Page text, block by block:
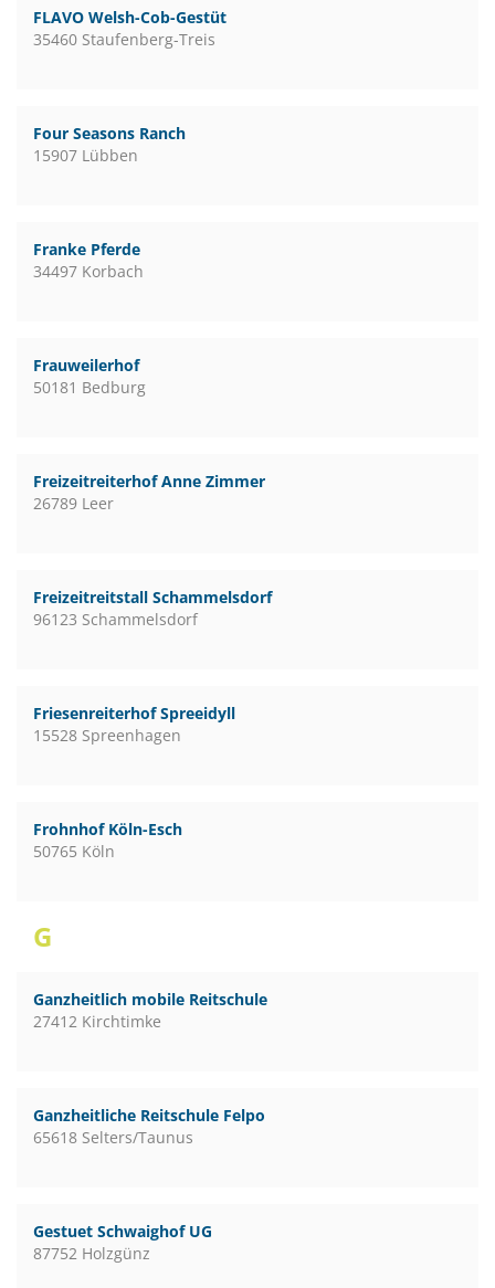
FLAVO Welsh-Cob-Gestüt
35460 Staufenberg-Treis
Four Seasons Ranch
15907 Lübben
Franke Pferde
34497 Korbach
Frauweilerhof
50181 Bedburg
Freizeitreiterhof Anne Zimmer
26789 Leer
Freizeitreitstall Schammelsdorf
96123 Schammelsdorf
Friesenreiterhof Spreeidyll
15528 Spreenhagen
Frohnhof Köln-Esch
50765 Köln
G
Ganzheitlich mobile Reitschule
27412 Kirchtimke
Ganzheitliche Reitschule Felpo
65618 Selters/Taunus
Gestuet Schwaighof UG
87752 Holzgünz